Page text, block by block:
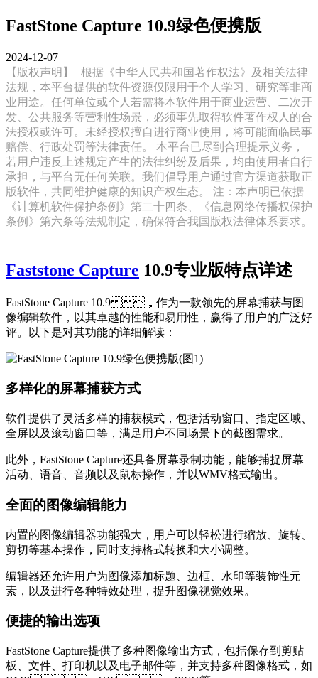
FastStone Capture 10.9绿色便携版
2024-12-07
【版权声明】
根据《中华人民共和国著作权法》及相关法律
法规，本平台提供的软件资源仅限用于个人学习、研究等非商
业用途。任何单位或个人若需将本软件用于商业运营、二次开
发、公共服务等营利性场景，必须事先取得软件著作权人的合
法授权或许可。未经授权擅自进行商业使用，将可能面临民事
赔偿、行政处罚等法律责任。 本平台已尽到合理提示义务，
若用户违反上述规定产生的法律纠纷及后果，均由使用者自行
承担，与平台无任何关联。我们倡导用户通过官方渠道获取正
版软件，共同维护健康的知识产权生态。 注：本声明已依据
《计算机软件保护条例》第二十四条、《信息网络传播权保护
条例》第六条等法规制定，确保符合我国版权法律体系要求。
Faststone Capture 10.9专业版特点详述
FastStone Capture 10.9，作为一款领先的屏幕捕获与图
像编辑软件，以其卓越的性能和易用性，赢得了用户的广泛好
评。以下是对其功能的详细解读：
多样化的屏幕捕获方式
软件提供了灵活多样的捕获模式，包括活动窗口、指定区域、
全屏以及滚动窗口等，满足用户不同场景下的截图需求。
此外，FastStone Capture还具备屏幕录制功能，能够捕捉屏幕
活动、语音、音频以及鼠标操作，并以WMV格式输出。
全面的图像编辑能力
内置的图像编辑器功能强大，用户可以轻松进行缩放、旋转、
剪切等基本操作，同时支持格式转换和大小调整。
编辑器还允许用户为图像添加标题、边框、水印等装饰性元
素，以及进行各种特效处理，提升图像视觉效果。
便捷的输出选项
FastStone Capture提供了多种图像输出方式，包括保存到剪贴
板、文件、打印机以及电子邮件等，并支持多种图像格式，如